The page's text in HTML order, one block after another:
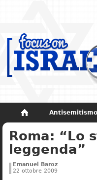
Antisemitismo
Non dimenticare
Roma: “Lo
leggenda”
Emanuel Baroz
22 ottobre 2009